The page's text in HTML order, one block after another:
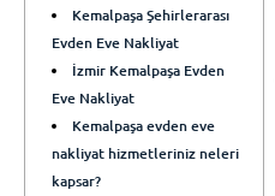
Kemalpaşa Şehirlerarası
Evden Eve Nakliyat
İzmir Kemalpaşa Evden
Eve Nakliyat
Kemalpaşa evden eve
nakliyat hizmetleriniz neleri
kapsar?